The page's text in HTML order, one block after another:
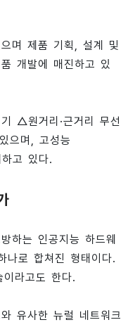
며 제품 기획, 설계 및
개발에 매진하고 있
△원거리·근거리 무선
으며, 고성능
고 있다.
하는 인공지능 하드웨
나로 합쳐진 형태이다.
라고도 한다.
유사한 뉴럴 네트워크